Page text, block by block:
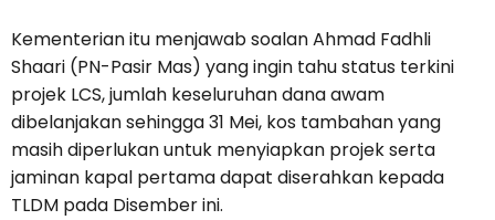
Kementerian itu menjawab soalan Ahmad Fadhli
Shaari (PN-Pasir Mas) yang ingin tahu status terkini
projek LCS, jumlah keseluruhan dana awam
dibelanjakan sehingga 31 Mei, kos tambahan yang
masih diperlukan untuk menyiapkan projek serta
jaminan kapal pertama dapat diserahkan kepada
TLDM pada Disember ini.